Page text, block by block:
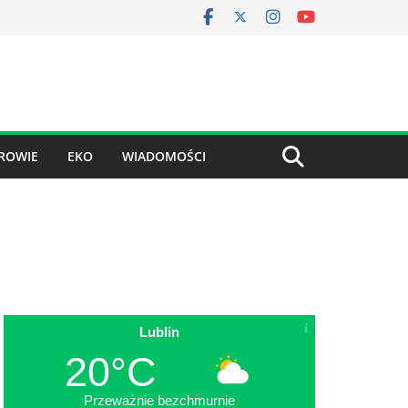
EKO WIADOMOŚCI
Lublin
20°C
Przeważnie bezchmurnie